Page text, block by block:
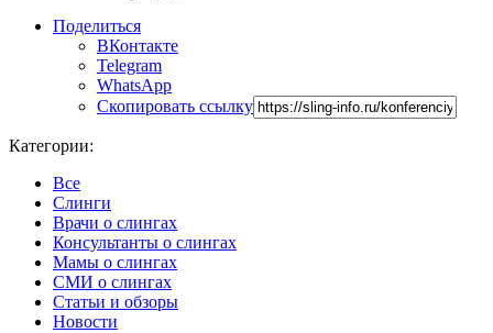
Поделиться
ВКонтакте
Telegram
WhatsApp
Скопировать ссылку
Категории:
Все
Слинги
Врачи о слингах
Консультанты о слингах
Мамы о слингах
СМИ о слингах
Статьи и обзоры
Новости